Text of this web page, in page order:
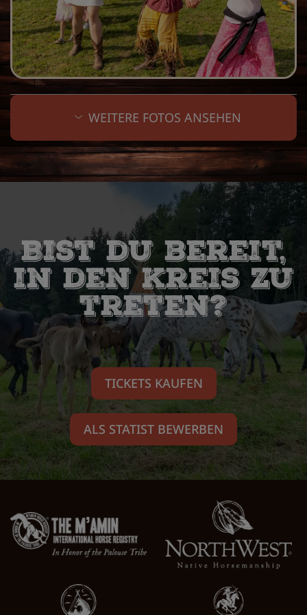
WEITERE FOTOS ANSEHEN
Bist du bereit,
in den Kreis zu
treten?
TICKETS KAUFEN
ALS STATIST BEWERBEN